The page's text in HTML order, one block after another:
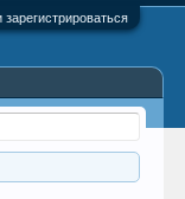
зарегистрироваться